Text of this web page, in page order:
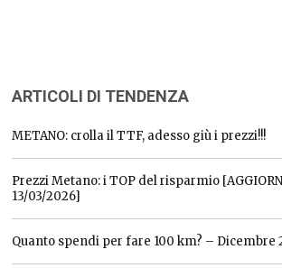
ARTICOLI DI TENDENZA
METANO: crolla il TTF, adesso giù i prezzi!!!
Prezzi Metano: i TOP del risparmio
13/03/2026]
Quanto spendi per fare 100 km? – Dicembre